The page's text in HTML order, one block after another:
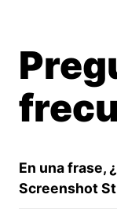
En una frase,
Screenshot